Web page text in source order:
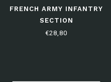
FRENCH ARMY INFANTRY
SECTION
€28,80